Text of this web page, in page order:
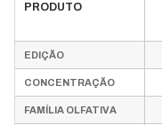
PRODUTO
EDIÇÃO
CONCENTRAÇÃO
FAMÍLIA OLFATIVA